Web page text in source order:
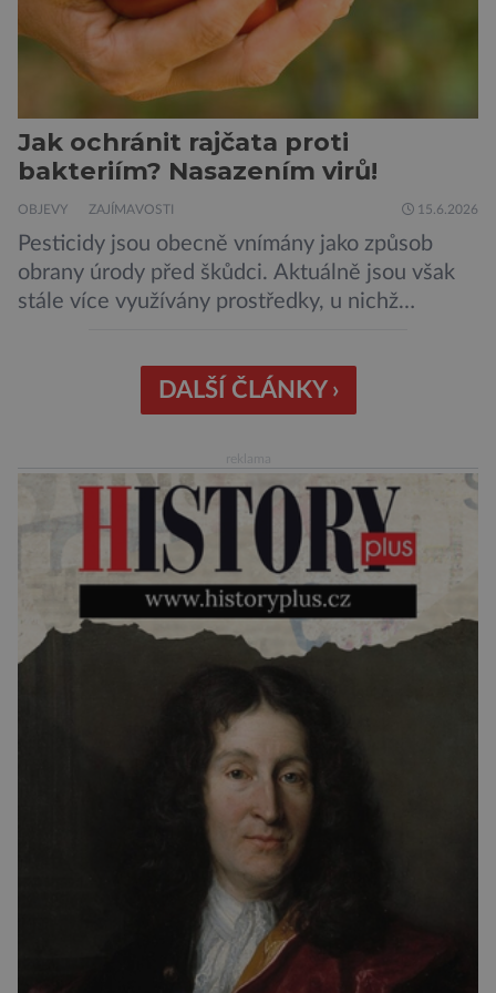
Jak ochránit rajčata proti
bakteriím? Nasazením virů!
OBJEVY ZAJÍMAVOSTI 15.6.2026
Pesticidy jsou obecně vnímány jako způsob
obrany úrody před škůdci. Aktuálně jsou však
stále více využívány prostředky, u nichž
ochrana. Onu biologickou ochranu představují
například parazitické vosičky, které bývají
hmyzu. Takové vosičky jsou dosti malé, […]
DALŠÍ ČLÁNKY ›